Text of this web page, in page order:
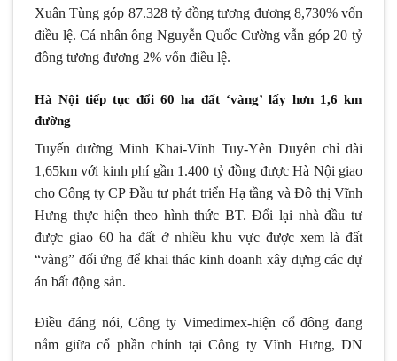
Xuân Tùng góp 87.328 tỷ đồng tương đương 8,730% vốn
điều lệ. Cá nhân ông Nguyễn Quốc Cường vẫn góp 20 tỷ
đồng tương đương 2% vốn điều lệ.
Hà Nội tiếp tục đổi 60 ha đất ‘vàng’ lấy hơn 1,6 km
đường
Tuyến đường Minh Khai-Vĩnh Tuy-Yên Duyên chỉ dài
1,65km với kinh phí gần 1.400 tỷ đồng được Hà Nội giao
cho Công ty CP Đầu tư phát triển Hạ tầng và Đô thị Vĩnh
Hưng thực hiện theo hình thức BT. Đổi lại nhà đầu tư
được giao 60 ha đất ở nhiều khu vực được xem là đất
“vàng” đối ứng để khai thác kinh doanh xây dựng các dự
án bất động sản.
Điều đáng nói, Công ty Vimedimex-hiện cổ đông đang
nắm giữa cổ phần chính tại Công ty Vĩnh Hưng, DN